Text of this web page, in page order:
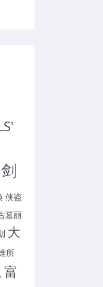
侠盗
墓丽
大
所
富